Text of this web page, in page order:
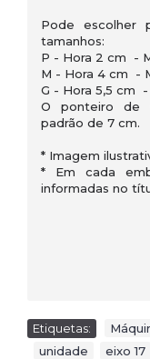
Pode escolher
tamanhos:
P - Hora 2 cm -
M - Hora 4 cm -
G - Hora 5,5 cm
O ponteiro de
padrão de 7 cm.
* Imagem
* Em cada
informadas no
Etiquetas:
unidade eixo 17